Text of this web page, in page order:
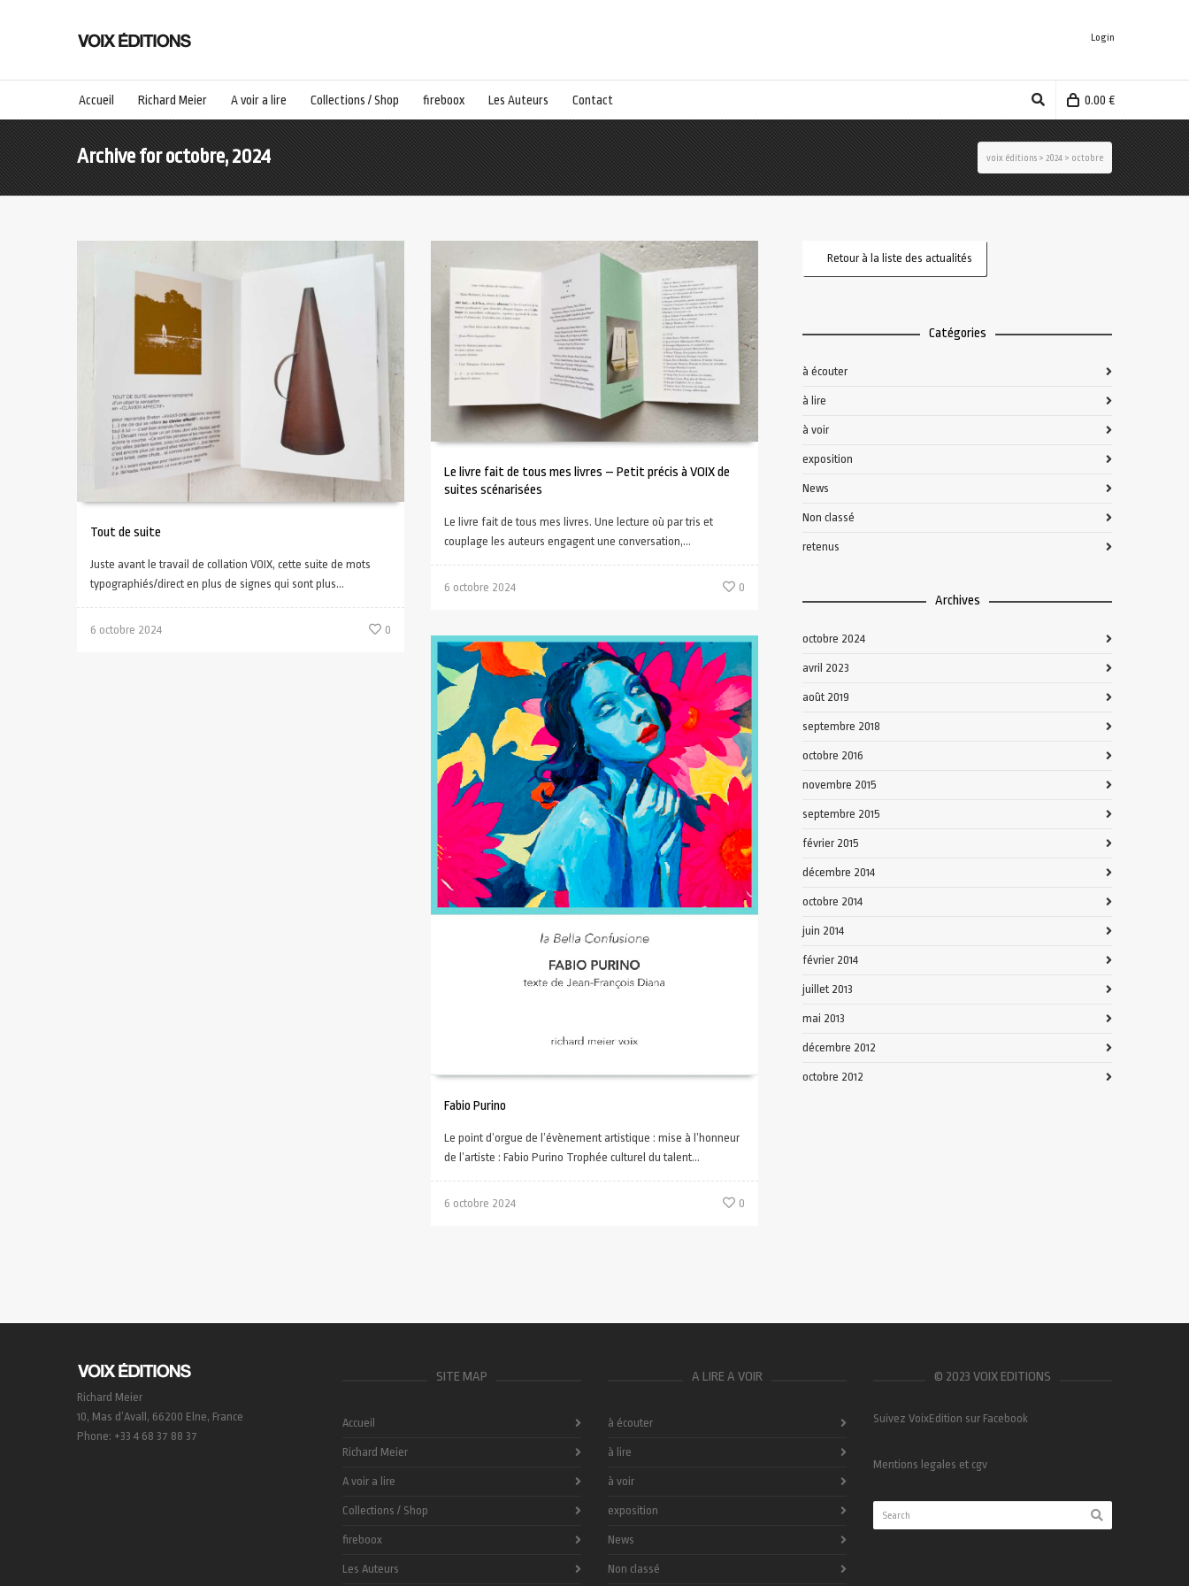
Login
Accueil Richard Meier A voir a lire Collections / Shop fireboox Les Auteurs Contact 0.00 €
Archive for octobre, 2024 voix éditions > 2024 > octobre
Tout de suite
Juste avant le travail de collation VOIX, cette suite de mots
typographiés/direct en plus de signes qui sont plus...
6 octobre 2024 0
Le livre fait de tous mes livres – Petit précis à VOIX de
suites scénarisées
Le livre fait de tous mes livres. Une lecture où par tris et
couplage les auteurs engagent une conversation,...
6 octobre 2024 0
Fabio Purino
Le point d’orgue de l’évènement artistique : mise à l’honneur
de l’artiste : Fabio Purino Trophée culturel du talent...
6 octobre 2024 0
Retour à la liste des actualités
Catégories
à écouter
à lire
à voir
exposition
News
Non classé
retenus
Archives
octobre 2024
avril 2023
août 2019
septembre 2018
octobre 2016
novembre 2015
septembre 2015
février 2015
décembre 2014
octobre 2014
juin 2014
février 2014
juillet 2013
mai 2013
décembre 2012
octobre 2012
Richard Meier
10, Mas d’Avall, 66200 Elne, France
Phone: +33 4 68 37 88 37
SITE MAP
Accueil
Richard Meier
A voir a lire
Collections / Shop
fireboox
Les Auteurs
A LIRE A VOIR
à écouter
à lire
à voir
exposition
News
Non classé
© 2023 VOIX EDITIONS
Suivez VoixEdition sur Facebook
Mentions legales et cgv